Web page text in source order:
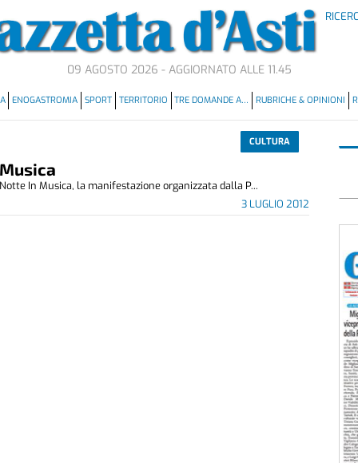
09 AGOSTO 2026 - AGGIORNATO ALLE 11.45
ENOGASTROMIA SPORT TERRITORIO TRE DOMANDE A… RUBRICHE & OPINIONI
CULTURA
3 LUGLIO 2012
In Musica, la manifestazione organizzata dalla P...